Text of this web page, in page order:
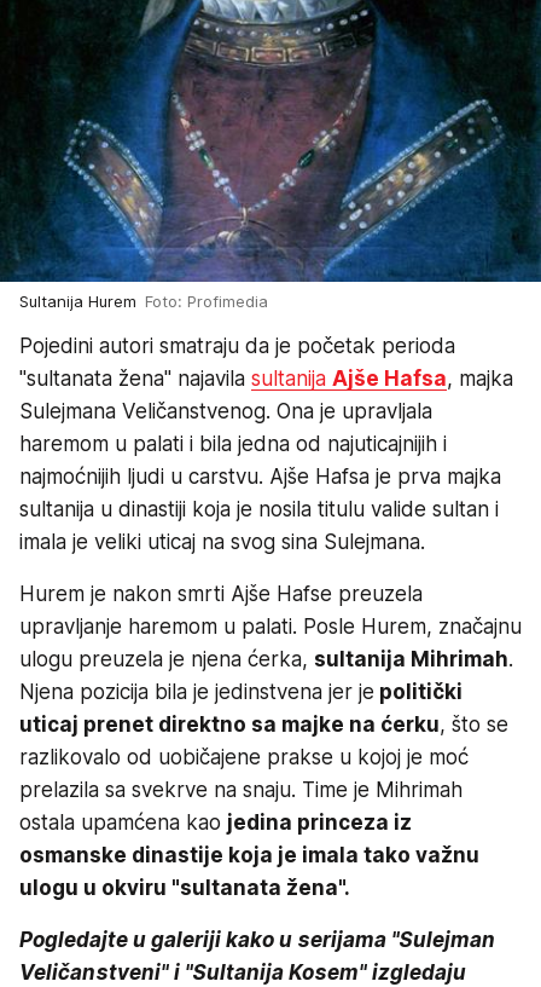
Sultanija Hurem Foto: Profimedia
Pojedini autori smatraju da je početak perioda
"sultanata žena" najavila sultanija Ajše Hafsa, majka
Sulejmana Veličanstvenog. Ona je upravljala
haremom u palati i bila jedna od najuticajnijih i
najmoćnijih ljudi u carstvu. Ajše Hafsa je prva majka
sultanija u dinastiji koja je nosila titulu valide sultan i
imala je veliki uticaj na svog sina Sulejmana.
Hurem je nakon smrti Ajše Hafse preuzela
upravljanje haremom u palati. Posle Hurem, značajnu
ulogu preuzela je njena ćerka, sultanija Mihrimah.
Njena pozicija bila je jedinstvena jer je politički
uticaj prenet direktno sa majke na ćerku, što se
razlikovalo od uobičajene prakse u kojoj je moć
prelazila sa svekrve na snaju. Time je Mihrimah
ostala upamćena kao jedina princeza iz
osmanske dinastije koja je imala tako važnu
ulogu u okviru "sultanata žena".
Pogledajte u galeriji kako u serijama "Sulejman
Veličanstveni" i "Sultanija Kosem" izgledaju